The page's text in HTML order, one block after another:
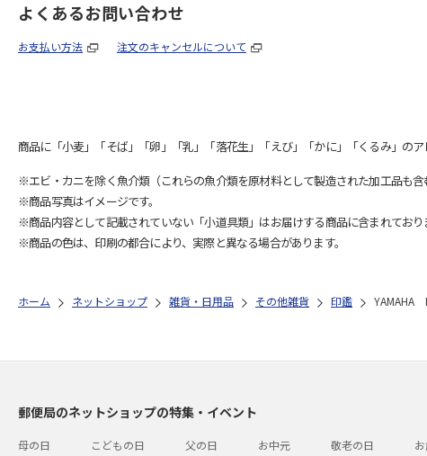
よくあるお問い合わせ
お支払い方法 注文のキャンセルについて
商品に「小麦」「そば」「卵」「乳」「落花生」「えび」「かに」「くるみ」の
※エビ・カニを除く魚介類（これらの魚介類を原材料として製造された加工品も
※商品写真はイメージです。
※商品内容として記載されていない「小道具類」はお届けする商品に含まれており
※商品の色は、印刷の都合により、実際と異なる場合があります。
ホーム ネットショップ 雑貨・日用品 その他雑貨 印鑑 YAMAHA
郵便局のネットショップの特集・イベント
母の日 こどもの日 父の日 お中元 敬老の日